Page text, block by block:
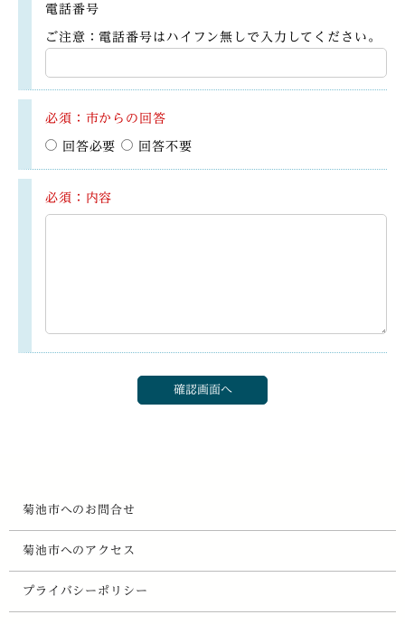
電話番号
ご注意：電話番号はハイフン無しで入力してください。
必須：市からの回答
回答必要 回答不要
必須：内容
菊池市へのお問合せ
菊池市へのアクセス
プライバシーポリシー